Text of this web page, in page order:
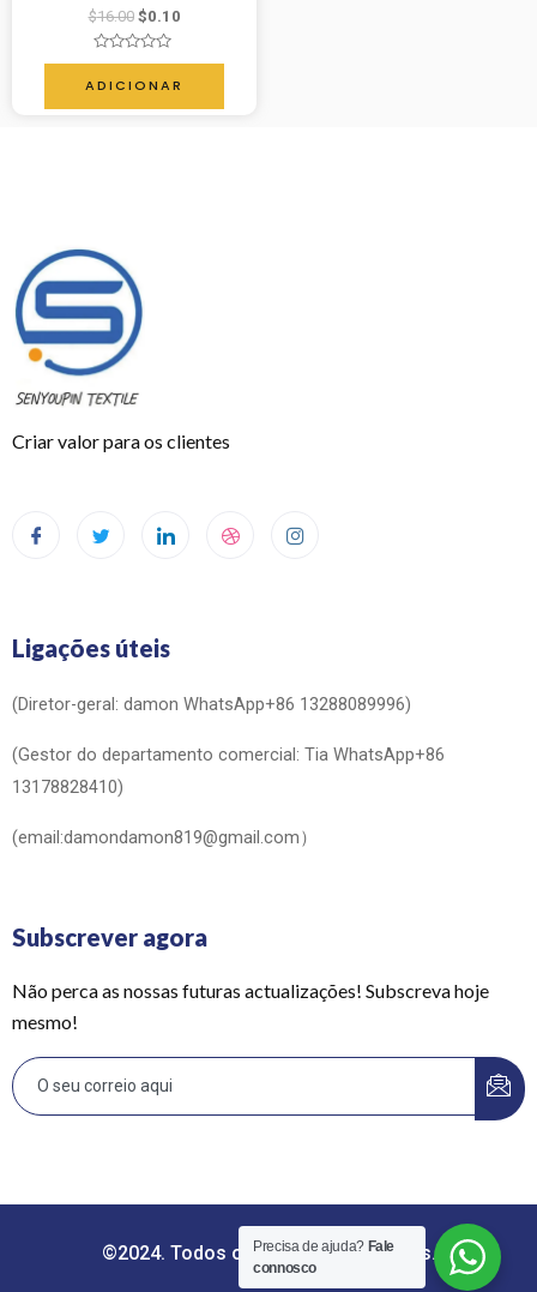
$16.00 $0.10
Avaliação
de
5
ADICIONAR
Criar valor para os clientes
Ligações úteis
(Diretor-geral: damon WhatsApp+86 13288089996)
(Gestor do departamento comercial: Tia WhatsApp+86
13178828410)
(email:damondamon819@gmail.com）
Subscrever agora
Não perca as nossas futuras actualizações! Subscreva hoje
mesmo!
©2024. Todos os direitos reservados.
Precisa de ajuda? Fale
connosco